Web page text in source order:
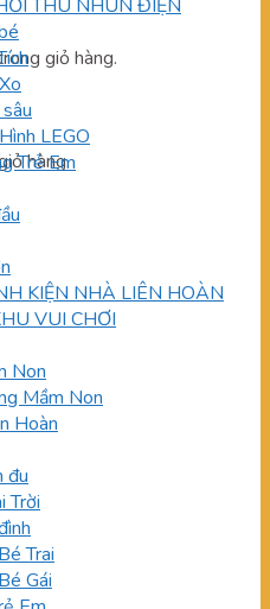
giỏ hàng.
hàng.
THÚ NHÚN ĐIỆN
LEGO
Trẻ Em
KIỆN NHÀ LIÊN HOÀN
VUI CHƠI
Non
Mầm Non
Hoàn
đu
Trời
Trai
Gái